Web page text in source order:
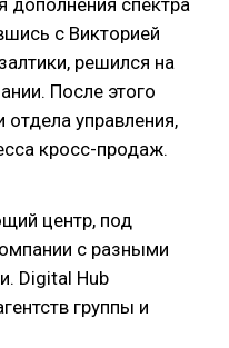
с Викторией
решился на
После этого
отдела управления,
кросс-продаж.
центр, под
с разными
Digital Hub
группы и